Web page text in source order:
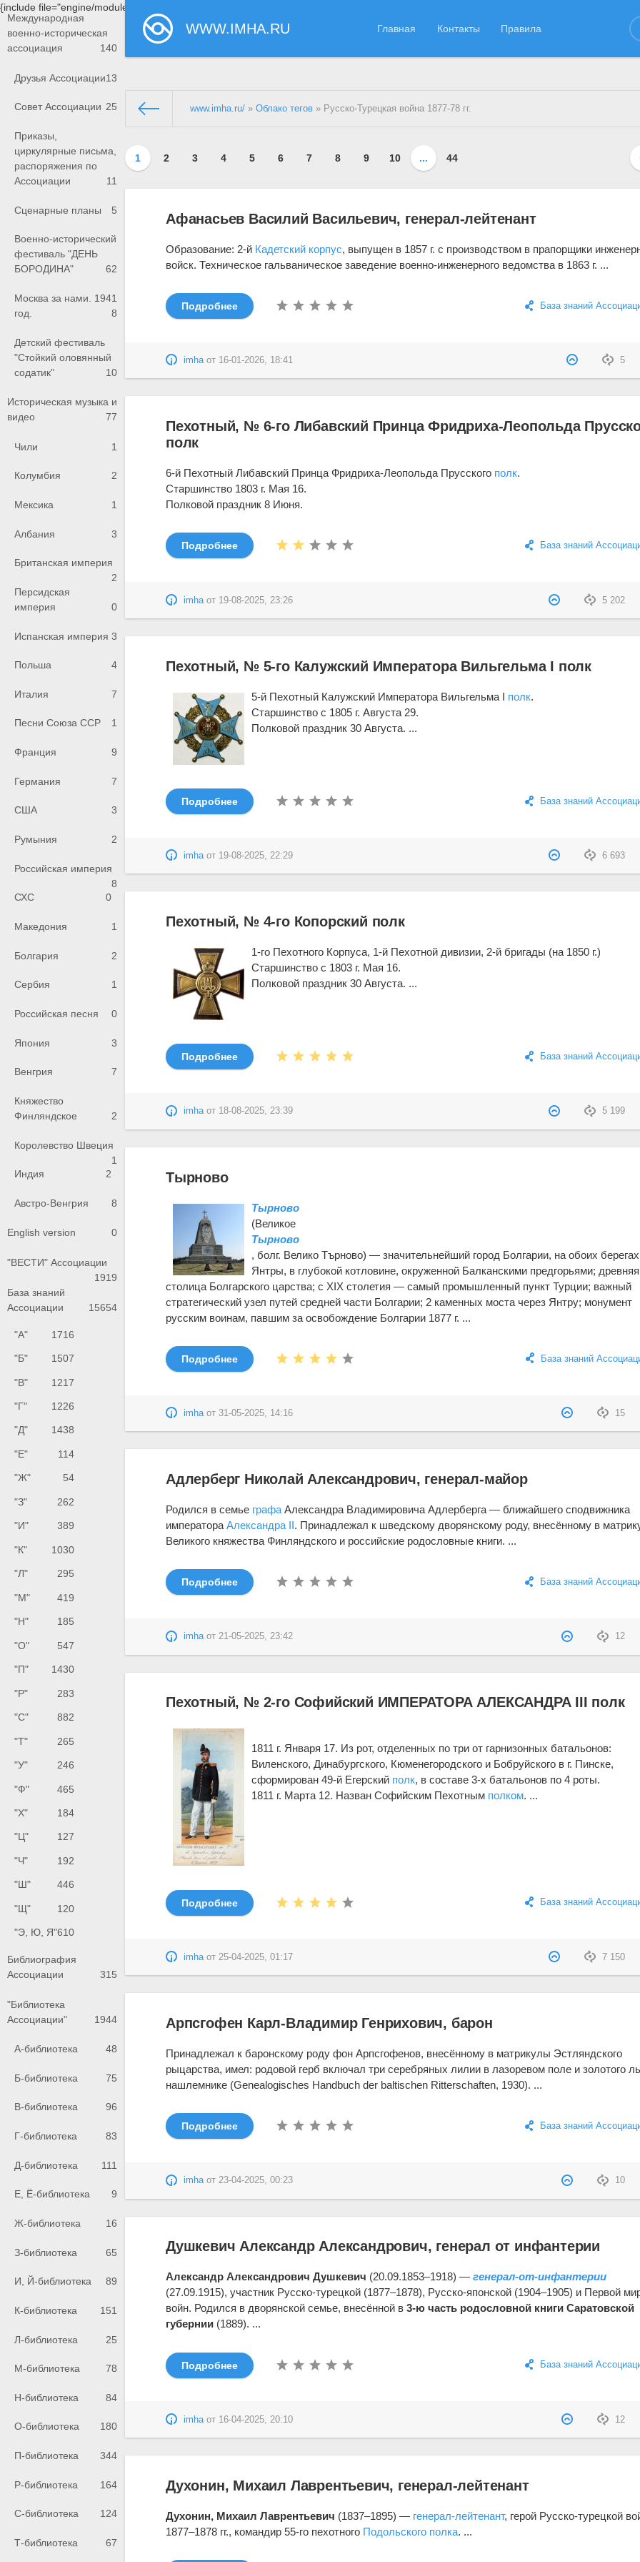
{include file="engine/modules/saperu/head.php"}
WWW.IMHA.RU Главная Контакты Правила
Международная
военно-историческая
ассоциация
140
Друзья Ассоциации13
Совет Ассоциации 25
Приказы,
циркулярные письма,
распоряжения по
Ассоциации
11
Сценарные планы 5
Военно-исторический
фестиваль "ДЕНЬ
БОРОДИНА"
62
Москва за нами. 1941
год.
8
Детский фестиваль
"Стойкий оловянный
содатик"
10
Историческая музыка и
видео
77
Чили 1
Колумбия 2
Мексика 1
Албания 3
Британская империя
2
Персидская
империя
0
Испанская империя 3
Польша 4
Италия 7
Песни Союза ССР 1
Франция 9
Германия 7
США 3
Румыния 2
Российская империя
8
СХС
0
Македония 1
Болгария 2
Сербия 1
Российская песня 0
Япония 3
Венгрия 7
Княжество
Финляндское
2
Королевство Швеция
1
Индия
2
Австро-Венгрия 8
English version 0
"ВЕСТИ" Ассоциации
1919
База знаний
Ассоциации
15654
"А" 1716
"Б" 1507
"В" 1217
"Г" 1226
"Д" 1438
"Е" 114
"Ж" 54
"З" 262
"И" 389
"К" 1030
"Л" 295
"М" 419
"Н" 185
"О" 547
"П" 1430
"Р" 283
"С" 882
"Т" 265
"У" 246
"Ф" 465
"Х" 184
"Ц" 127
"Ч" 192
"Ш" 446
"Щ" 120
"Э, Ю, Я"610
Библиография
Ассоциации
315
"Библиотека
Ассоциации"
1944
А-библиотека 48
Б-библиотека 75
В-библиотека 96
Г-библиотека 83
Д-библиотека 111
Е, Ё-библиотека 9
Ж-библиотека 16
З-библиотека 65
И, Й-библиотека 89
К-библиотека 151
Л-библиотека 25
М-библиотека 78
Н-библиотека 84
О-библиотека 180
П-библиотека 344
Р-библиотека 164
С-библиотека 124
Т-библиотека 67
www.imha.ru/ »Облако тегов » Русско-Турецкая война 1877-78 гг.
1 2 3 4 5 6 7 8 9 10 ... 44
Афанасьев Василий Васильевич, генерал-лейтенант
Образование: 2-й Кадетский корпус, выпущен в 1857 г. с производством в прапорщики
войск. Техническое гальваническое заведение военно-инженерного ведомства в 1863 г. ...
База знаний
Подробнее
5
imhaот 16-01-2026, 18:41
Пехотный, № 6-го Либавский Принца Фридриха-Леопольда
полк
6-й Пехотный Либавский Принца Фридриха-Леопольда Прусского полк.
Старшинство 1803 г. Мая 16.
Полковой праздник 8 Июня.
База знаний
Подробнее
5 202
imha от 19-08-2025, 23:26
Пехотный, № 5-го Калужский Императора Вильгельма I полк
5-й Пехотный Калужский Императора Вильгельма I полк.
Старшинство с 1805 г. Августа 29.
Полковой праздник 30 Августа. ...
База знаний
Подробнее
6 693
imhaот 19-08-2025, 22:29
Пехотный, № 4-го Копорский полк
1-го Пехотного Корпуса, 1-й Пехотной дивизии, 2-й бригады (на 1850 г.)
Старшинство с 1803 г. Мая 16.
Полковой праздник 30 Августа. ...
База знаний
Подробнее
5 199
imhaот 18-08-2025, 23:39
Тырново
Тырново
(Великое
Тырново
, болг. Велико Търново) — значительнейший город Болгарии, на обоих берегах
Янтры, в глубокой котловине, окруженной Балканскими предгорьями; древняя
столица Болгарского царства; с XIX столетия — самый промышленный пункт Турции; важный
стратегический узел путей средней части Болгарии; 2 каменных моста через Янтру; монумент
русским воинам, павшим за освобождение Болгарии 1877 г. ...
База знаний
Подробнее
15
imhaот 31-05-2025, 14:16
Адлерберг Николай Александрович, генерал-майор
Родился в семье графа Александра Владимировича Адлерберга — ближайшего сподвижника
императораАлександра II. Принадлежал к шведскому дворянскому роду, внесённому в
Великого княжества Финляндского и российские родословные книги. ...
База знаний
Подробнее
12
imhaот21-05-2025, 23:42
Пехотный, № 2-го Софийский ИМПЕРАТОРА АЛЕКСАНДРА III полк
1811 г. Января 17. Из рот, отделенных по три от гарнизонных батальонов:
Виленского, Динабургского, Кюменегородского и Бобруйского в г. Пинске,
сформирован 49-й Егерский полк, в составе 3-х батальонов по 4 роты.
1811 г. Марта 12. Назван Софийским Пехотным полком. ...
База знаний
Подробнее
7 150
imha от 25-04-2025, 01:17
Арпсгофен Карл-Владимир Генрихович, барон
Принадлежал к баронскому роду фон Арпсгофенов, внесённому в матрикулы Эстляндского
рыцарства, имел: родовой герб включал три серебряных лилии в лазоревом поле и золотого
нашлемнике (Genealogisches Handbuch der baltischen Ritterschaften, 1930). ...
База знаний
Подробнее
10
imhaот23-04-2025, 00:23
Душкевич Александр Александрович, генерал от инфантерии
Александр Александрович Душкевич (20.09.1853–1918) —генерал-от-инфантерии
(27.09.1915), участник Русско-турецкой (1877–1878), Русско-японской (1904–1905) и Первой
войн. Родился в дворянской семье, внесённой в 3-ю часть родословной книги Саратовской
губернии (1889). ...
База знаний
Подробнее
12
imha от 16-04-2025, 20:10
Духонин, Михаил Лаврентьевич, генерал-лейтенант
Духонин, Михаил Лаврентьевич (1837–1895) — генерал-лейтенант, герой Русско-турецкой
1877–1878 гг., командир 55-го пехотного Подольского полка. ...